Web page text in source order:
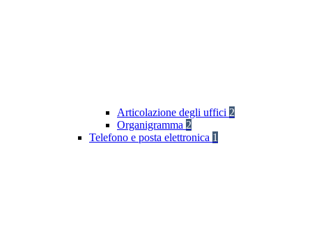
Articolazione degli uffici 2
Organigramma 2
Telefono e posta elettronica 1